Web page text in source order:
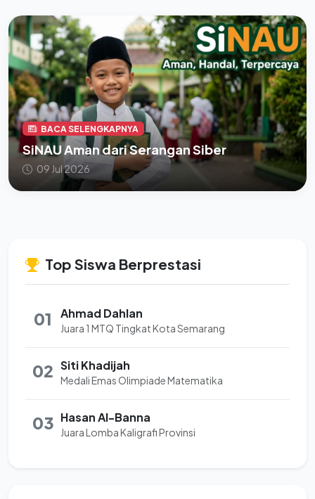
BACA SELENGKAPNYA
SiNAU Aman dari Serangan Siber
09 Jul 2026
Top Siswa Berprestasi
01 Ahmad Dahlan
Juara 1 MTQ Tingkat Kota Semarang
02 Siti Khadijah
Medali Emas Olimpiade Matematika
03 Hasan Al-Banna
Juara Lomba Kaligrafi Provinsi